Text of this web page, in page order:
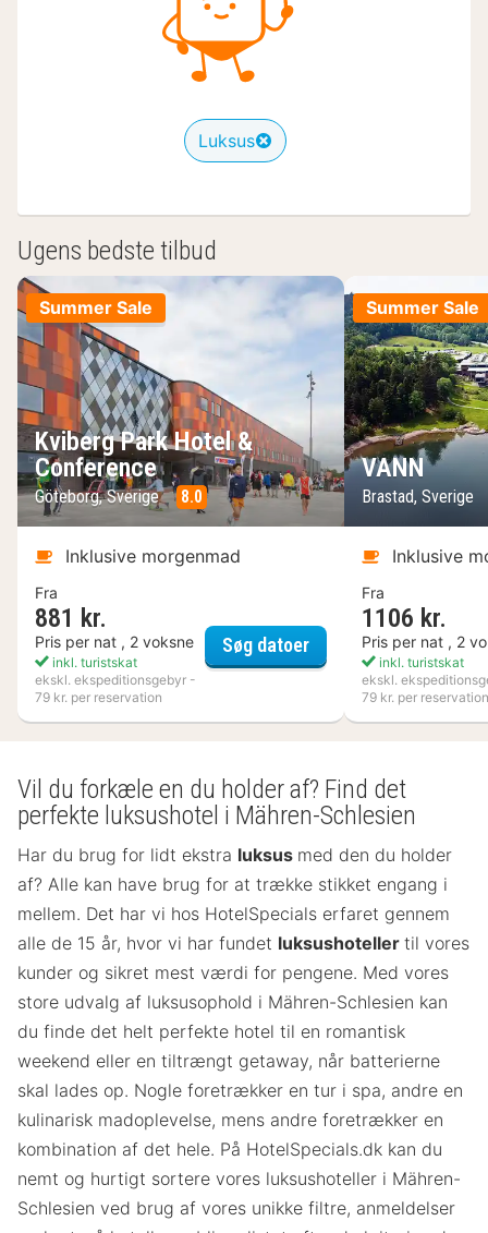
Luksus
Ugens bedste tilbud
Summer Sale
Kviberg Park Hotel &
Conference
Göteborg, Sverige 8.0
Inklusive morgenmad
Fra
881 kr.
Pris per nat , 2 voksne
inkl. turistskat
ekskl. ekspeditionsgebyr -
79 kr. per reservation
Søg datoerKviberg Park Hotel &
Summer Sale
VANN
Brastad, Sverige
Inklusive
Fra
1106 kr.
Pris per nat , 2
inkl. turistskat
ekskl.
79 kr. per reservation
Vil du forkæle en du holder af? Find det
perfekte luksushotel i Mähren-Schlesien
Har du brug for lidt ekstra luksus med den du holder
af? Alle kan have brug for at trække stikket engang i
mellem. Det har vi hos HotelSpecials erfaret gennem
alle de 15 år, hvor vi har fundet luksushoteller til vores
kunder og sikret mest værdi for pengene. Med vores
store udvalg af luksusophold i Mähren-Schlesien kan
du finde det helt perfekte hotel til en romantisk
weekend eller en tiltrængt getaway, når batterierne
skal lades op. Nogle foretrækker en tur i spa, andre en
kulinarisk madoplevelse, mens andre foretrækker en
kombination af det hele. På HotelSpecials.dk kan du
nemt og hurtigt sortere vores luksushoteller i Mähren-
Schlesien ved brug af vores unikke filtre, anmeldelser